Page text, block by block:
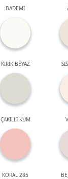
BADEMİ
KIRIK BEYAZ
ÇAKILLI KUM
KORAL 285